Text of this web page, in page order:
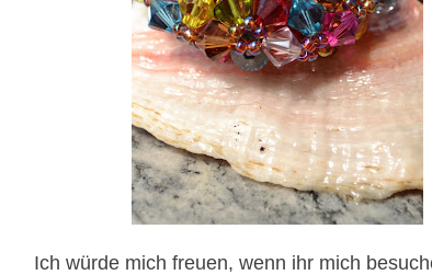
Ich würde mich freuen, wenn ihr mich